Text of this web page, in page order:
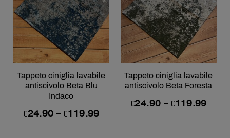
Tappeto ciniglia lavabile
antiscivolo Beta Blu
Indaco
€24.90 –€119.99
Tappeto ciniglia lavabile
antiscivolo Beta Foresta
€24.90 –€119.99